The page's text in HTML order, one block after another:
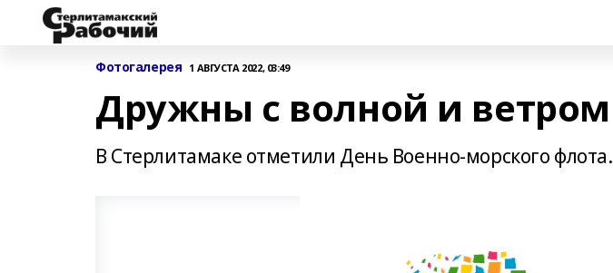
Фотогалерея 1 АВГУСТА 2022, 03:49
Дружны с волной и ветром
В Стерлитамаке отметили День Военно-морского флота.